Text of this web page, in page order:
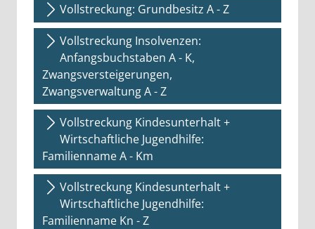
Vollstreckung: Grundbesitz A - Z
Vollstreckung Insolvenzen:
Anfangsbuchstaben A - K,
Zwangsversteigerungen,
Zwangsverwaltung A - Z
Vollstreckung Kindesunterhalt +
Wirtschaftliche Jugendhilfe:
Familienname A - Km
Vollstreckung Kindesunterhalt +
Wirtschaftliche Jugendhilfe:
Familienname Kn - Z